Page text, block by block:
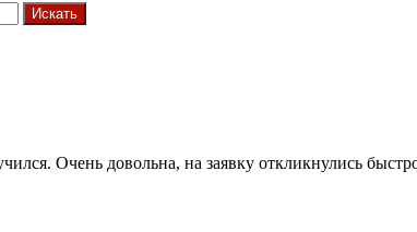
Очень довольна, на заявку откликнулись